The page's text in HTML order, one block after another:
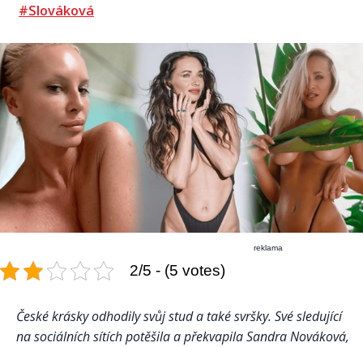
#Slováková
reklama
2/5 - (5 votes)
České krásky odhodily svůj stud a také svršky. Své sledující
na sociálních sítích potěšila a překvapila Sandra Nováková,